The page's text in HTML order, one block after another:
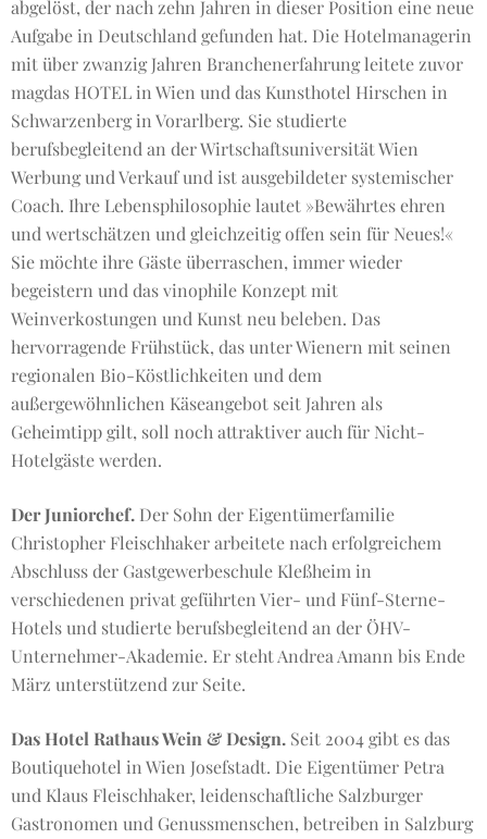
abgelöst, der nach zehn Jahren in dieser Position eine neue
Aufgabe in Deutschland gefunden hat. Die Hotelmanagerin
mit über zwanzig Jahren Branchenerfahrung leitete zuvor
magdas HOTEL in Wien und das Kunsthotel Hirschen in
Schwarzenberg in Vorarlberg. Sie studierte
berufsbegleitend an der Wirtschaftsuniversität Wien
Werbung und Verkauf und ist ausgebildeter systemischer
Coach. Ihre Lebensphilosophie lautet »Bewährtes ehren
und wertschätzen und gleichzeitig offen sein für Neues!«
Sie möchte ihre Gäste überraschen, immer wieder
begeistern und das vinophile Konzept mit
Weinverkostungen und Kunst neu beleben. Das
hervorragende Frühstück, das unter Wienern mit seinen
regionalen Bio-Köstlichkeiten und dem
außergewöhnlichen Käseangebot seit Jahren als
Geheimtipp gilt, soll noch attraktiver auch für Nicht-
Hotelgäste werden.
Der Juniorchef. Der Sohn der Eigentümerfamilie
Christopher Fleischhaker arbeitete nach erfolgreichem
Abschluss der Gastgewerbeschule Kleßheim in
verschiedenen privat geführten Vier- und Fünf-Sterne-
Hotels und studierte berufsbegleitend an der ÖHV-
Unternehmer-Akademie. Er steht Andrea Amann bis Ende
März unterstützend zur Seite.
Das Hotel Rathaus Wein & Design. Seit 2004 gibt es das
Boutiquehotel in Wien Josefstadt. Die Eigentümer Petra
und Klaus Fleischhaker, leidenschaftliche Salzburger
Gastronomen und Genussmenschen, betreiben in Salzburg